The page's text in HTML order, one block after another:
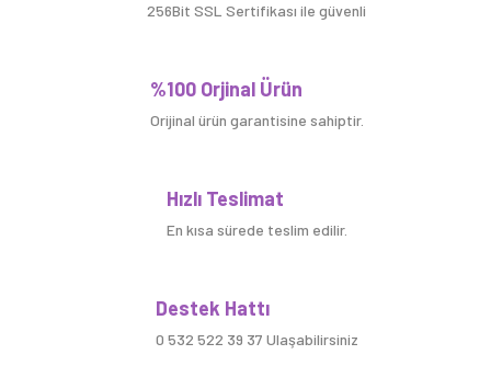
256Bit SSL Sertifikası ile güvenli
%100 Orjinal Ürün
Orijinal ürün garantisine sahiptir.
Hızlı Teslimat
En kısa sürede teslim edilir.
Destek Hattı
0 532 522 39 37 Ulaşabilirsiniz